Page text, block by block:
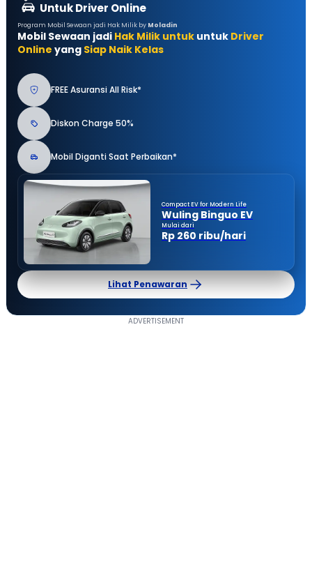
Untuk Driver Online
Program Mobil Sewaan jadi Hak Milik by Moladin
Mobil Sewaan jadi Hak Milik untuk untuk Driver
Online yang Siap Naik Kelas
FREE Asuransi All Risk*
Diskon Charge 50%
Mobil Diganti Saat Perbaikan*
Compact EV for Modern Life
Wuling Binguo EV
Mulai dari
Rp 260 ribu/hari
Lihat Penawaran